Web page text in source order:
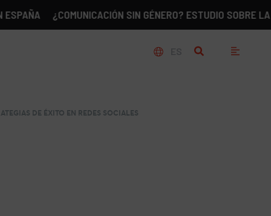
¿COMUNICACIÓN SIN GÉNERO? ESTUDIO SOBRE LA
DE ÉXITO EN REDES SOCIALES